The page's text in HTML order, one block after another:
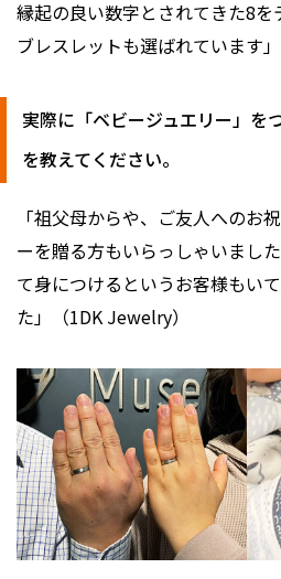
縁起の良い数字とされてきた8
ブレスレットも選ばれています
実際に「ベビージュエリー」を
を教えてください。
「祖父母からや、ご友人へのお
ーを贈る方もいらっしゃいまし
て身につけるというお客様もい
た」（1DK Jewelry）